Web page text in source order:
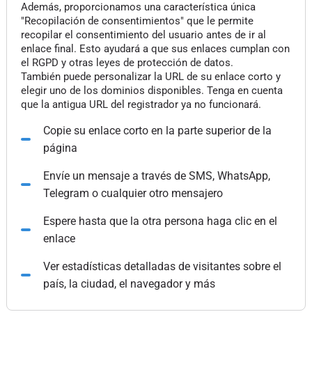
Además, proporcionamos una característica única
"Recopilación de consentimientos" que le permite
recopilar el consentimiento del usuario antes de ir al
enlace final. Esto ayudará a que sus enlaces cumplan con
el RGPD y otras leyes de protección de datos.
También puede personalizar la URL de su enlace corto y
elegir uno de los dominios disponibles. Tenga en cuenta
que la antigua URL del registrador ya no funcionará.
Copie su enlace corto en la parte superior de la
página
Envíe un mensaje a través de SMS, WhatsApp,
Telegram o cualquier otro mensajero
Espere hasta que la otra persona haga clic en el
enlace
Ver estadísticas detalladas de visitantes sobre el
país, la ciudad, el navegador y más